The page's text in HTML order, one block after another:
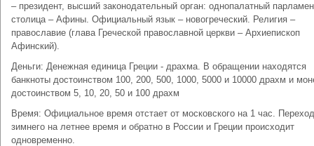
– президент, высший законодательный орган: однопалатный
столица – Афины. Официальный язык – новогреческий. Религия –
православие (глава Греческой православной церкви – Архиепископ
Афинский).
Деньги: Денежная единица Греции - драхма. В обращении находятся
банкноты достоинством 100, 200, 500, 1000, 5000 и 10000 драхм и
достоинством 5, 10, 20, 50 и 100 драхм
Время: Официальное время отстает от московского на 1 час.
зимнего на летнее время и обратно в России и Греции происходит
одновременно.